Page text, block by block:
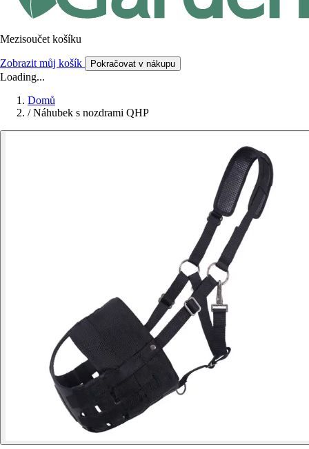
Mezisoučet košíku
Zobrazit můj košík Pokračovat v nákupu
Loading...
Domů
/ Náhubek s nozdrami QHP